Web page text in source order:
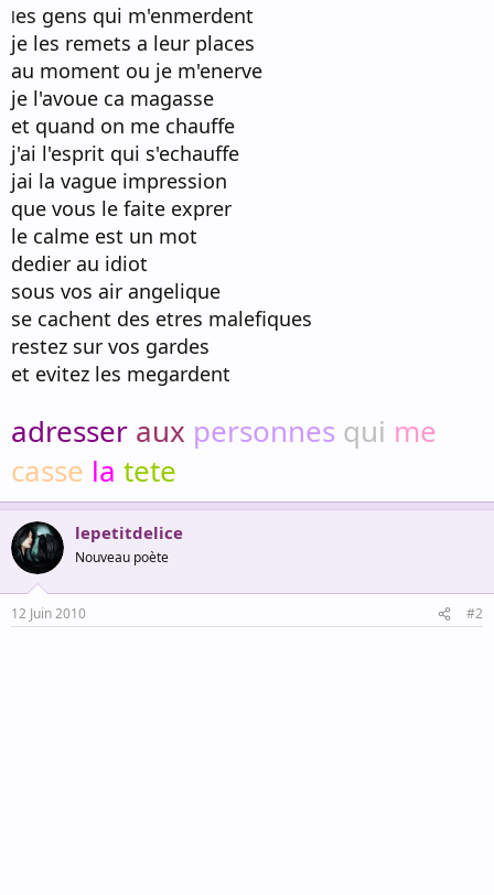
les gens qui m'enmerdent
je les remets a leur places
au moment ou je m'enerve
je l'avoue ca magasse
et quand on me chauffe
j'ai l'esprit qui s'echauffe
jai la vague impression
que vous le faite exprer
le calme est un mot
dedier au idiot
sous vos air angelique
se cachent des etres malefiques
restez sur vos gardes
et evitez les megardent
adresser aux personnes qui me
casse la tete
lepetitdelice
Nouveau poète
12 Juin 2010 #2